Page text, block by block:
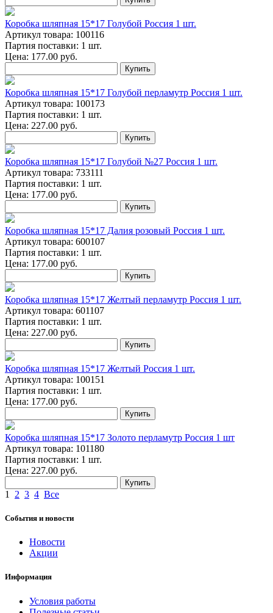
Коробка шляпная 15*17 Голубой Россия 1 шт.
Артикул товара: 100116
Партия поставки: 1 шт.
Цена: 177.00 руб.
Купить
Коробка шляпная 15*17 Голубой перламутр Россия 1 шт.
Артикул товара: 100173
Партия поставки: 1 шт.
Цена: 227.00 руб.
Купить
Коробка шляпная 15*17 Голубой №27 Россия 1 шт.
Артикул товара: 733111
Партия поставки: 1 шт.
Цена: 177.00 руб.
Купить
Коробка шляпная 15*17 Далия розовый Россия 1 шт.
Артикул товара: 600107
Партия поставки: 1 шт.
Цена: 177.00 руб.
Купить
Коробка шляпная 15*17 Желтый перламутр Россия 1 шт.
Артикул товара: 601107
Партия поставки: 1 шт.
Цена: 227.00 руб.
Купить
Коробка шляпная 15*17 Желтый Россия 1 шт.
Артикул товара: 100151
Партия поставки: 1 шт.
Цена: 177.00 руб.
Купить
Коробка шляпная 15*17 Золото перламутр Россия 1 шт
Артикул товара: 101180
Партия поставки: 1 шт.
Цена: 227.00 руб.
Купить
1 2 3 4 Все
События и новости
Новости
Акции
Информация
Условия работы